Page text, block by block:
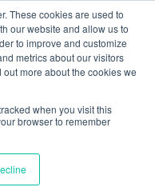
These cookies are used to
our website and allow us to
to improve and customize
metrics about our visitors
more about the cookies we
when you visit this
browser to remember
SST et
2015